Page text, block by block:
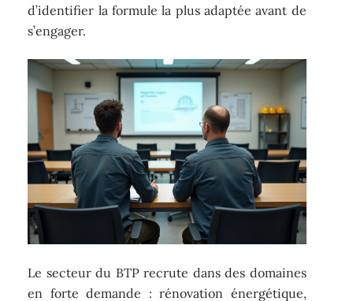
d’identifier la formule la plus adaptée avant de
s’engager.
Le secteur du BTP recrute dans des domaines
en forte demande : rénovation énergétique,